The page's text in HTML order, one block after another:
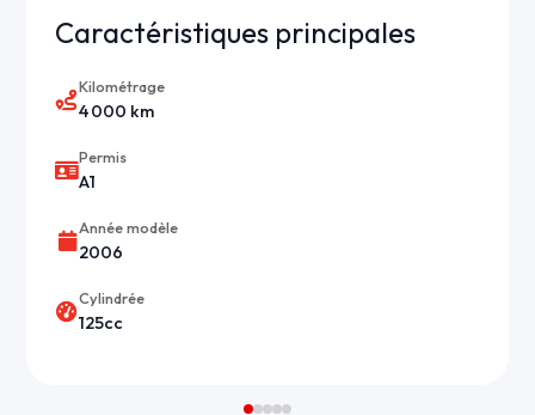
Caractéristiques principales
Kilométrage
4 000 km
Permis
A1
Année modèle
2006
Cylindrée
125cc